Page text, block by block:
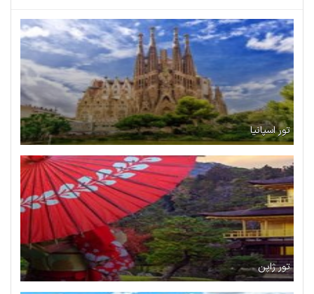
تور اسپانیا
تور ژاپن